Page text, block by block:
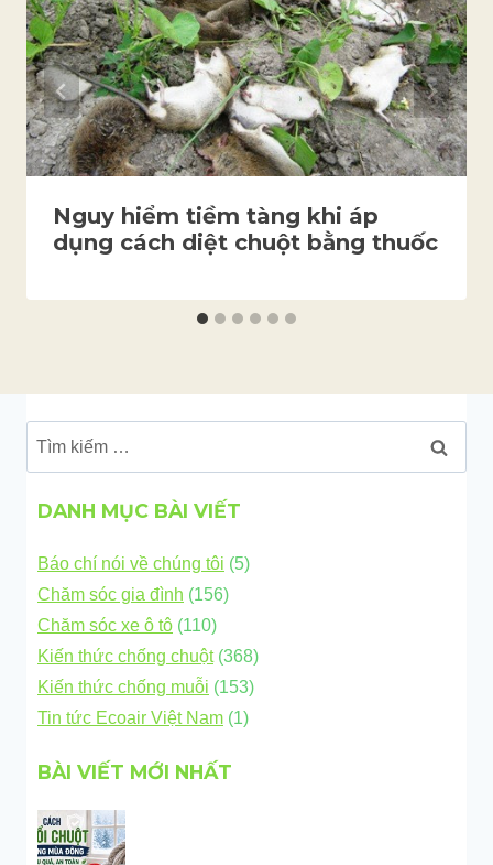
Nguy hiểm tiềm tàng khi áp
dụng cách diệt chuột bằng thuốc
Tìm
kiếm
cho:
DANH MỤC BÀI VIẾT
Báo chí nói về chúng tôi (5)
Chăm sóc gia đình (156)
Chăm sóc xe ô tô (110)
Kiến thức chống chuột(368)
Kiến thức chống muỗi (153)
Tin tức Ecoair Việt Nam (1)
BÀI VIẾT MỚI NHẤT